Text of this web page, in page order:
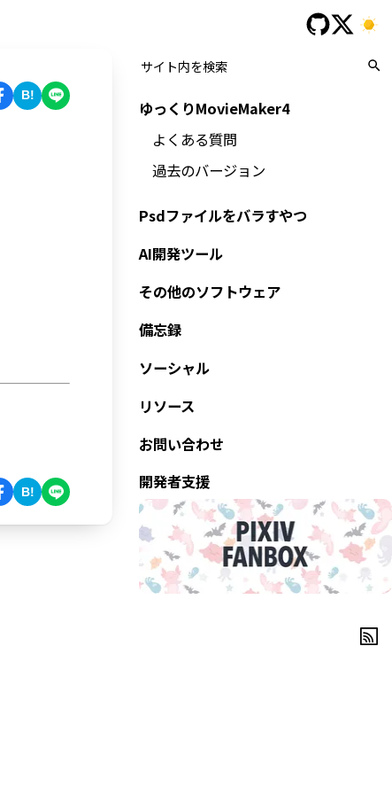
B!
B!
ゆっくりMovieMaker4
よくある質問
過去のバージョン
Psdファイルをバラすやつ
AI開発ツール
その他のソフトウェア
備忘録
ソーシャル
リソース
お問い合わせ
開発者支援